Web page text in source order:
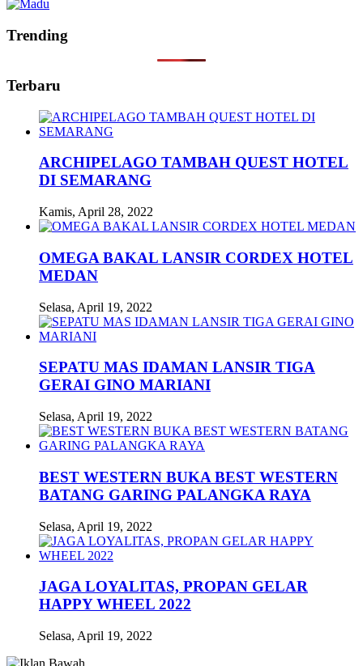
Trending
Terbaru
ARCHIPELAGO TAMBAH QUEST HOTEL
DI SEMARANG
Kamis, April 28, 2022
OMEGA BAKAL LANSIR CORDEX HOTEL
MEDAN
Selasa, April 19, 2022
SEPATU MAS IDAMAN LANSIR TIGA
GERAI GINO MARIANI
Selasa, April 19, 2022
BEST WESTERN BUKA BEST WESTERN
BATANG GARING PALANGKA RAYA
Selasa, April 19, 2022
JAGA LOYALITAS, PROPAN GELAR
HAPPY WHEEL 2022
Selasa, April 19, 2022